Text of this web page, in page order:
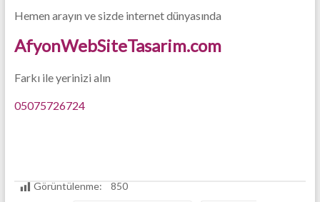
Hemen arayın ve sizde internet dünyasında
AfyonWebSiteTasarim.com
Farkı ile yerinizi alın
05075726724
Görüntülenme: 850